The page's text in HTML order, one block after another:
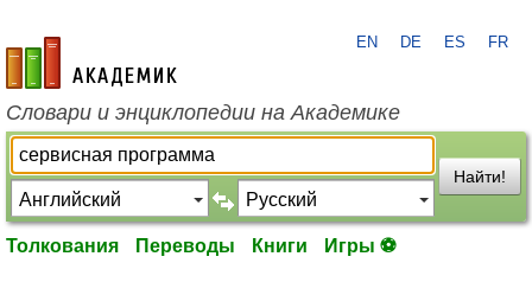
academic.ru
EN DE ES FR
Словари и энциклопедии на Академике
Найти!
Толкования Переводы Книги Игры ⚽